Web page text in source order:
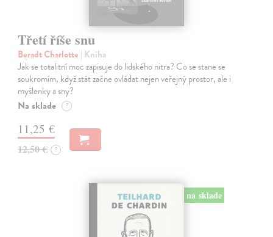
Třetí říše snu
Beradt Charlotte | Kniha
Jak se totalitní moc zapisuje do lidského nitra? Co se stane se
soukromím, když stát začne ovládat nejen veřejný prostor, ale i
myšlenky a sny?
Na sklade ?
11,25 €
12,50 € ?
na sklade